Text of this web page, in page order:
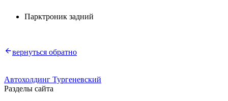
Парктроник задний
вернуться обратно
Автохолдинг Тургеневский
Разделы сайта